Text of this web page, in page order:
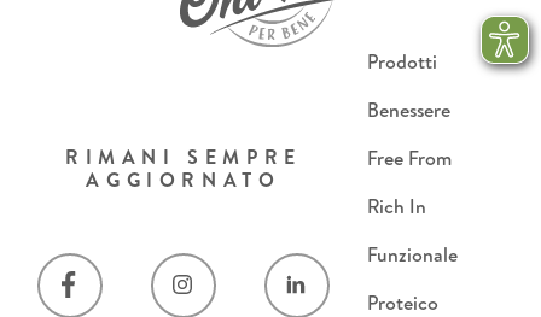
Prodotti
Benessere
Free From
Rich In
Funzionale
Proteico
RIMANI SEMPRE
AGGIORNATO